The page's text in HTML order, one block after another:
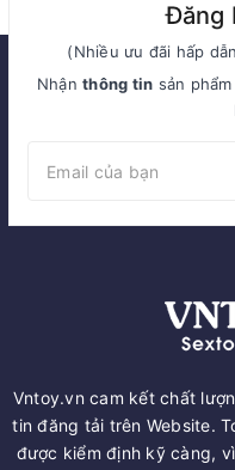
Đăng
(Nhiều ưu đãi hấp
Nhậnthông tin sản
Vntoy.vn cam kết chất
tin đăng tải trên Website.
được kiểm định kỹ càng,